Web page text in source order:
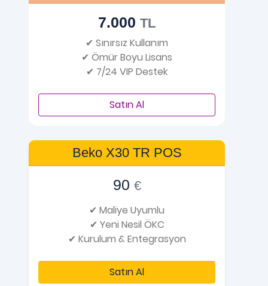
7.000 TL
✔ Sınırsız Kullanım
✔ Ömür Boyu Lisans
✔ 7/24 VIP Destek
Satın Al
Beko X30 TR POS
90 €
✔ Maliye Uyumlu
✔ Yeni Nesil ÖKC
✔ Kurulum & Entegrasyon
Satın Al